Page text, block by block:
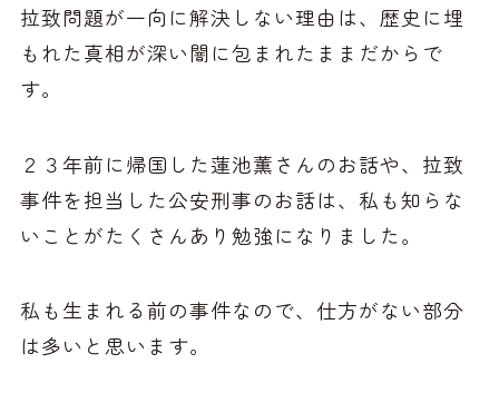
拉致問題が一向に解決しない理由は、歴史に埋
もれた真相が深い闇に包まれたままだからで
す。
２３年前に帰国した蓮池薫さんのお話や、拉致
事件を担当した公安刑事のお話は、私も知らな
いことがたくさんあり勉強になりました。
私も生まれる前の事件なので、仕方がない部分
は多いと思います。